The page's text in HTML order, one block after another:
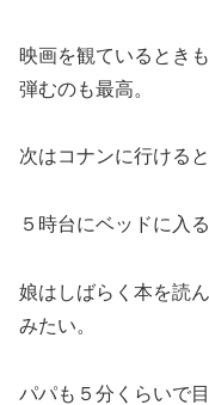
映画を観ているとき
弾むのも最高。
次はコナンに行けると
５時台にベッドに入
娘はしばらく本を読
みたい。
パパも５分くらいで